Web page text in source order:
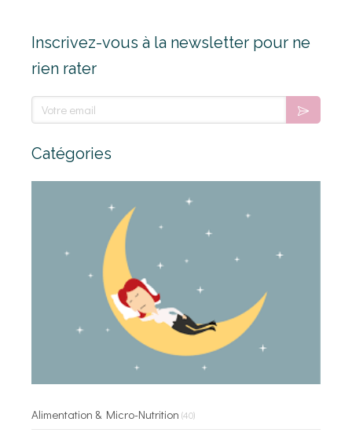
Inscrivez-vous à la newsletter pour ne
rien rater
Votre email
Catégories
Alimentation & Micro-Nutrition (40)